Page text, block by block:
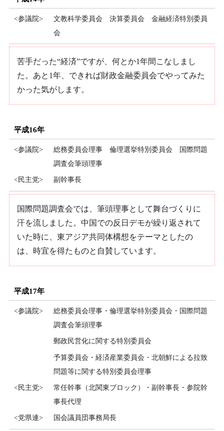
<参議院>
文教科学委員会 決算委員会 金融経済特別委員
会
苦手だった“経済”ですが、何とか1年間こなしまし
た。あと1年、できれば財政金融委員会でやってみた
かった気がします。
平成16年
<参議院>
総務委員会理事 倫理選挙特別委員会 国際問題
調査会筆頭理事
<民主党> 副幹事長
国際問題調査会では、筆頭理事として舞台づくりに
汗を流しました。中国での反日デモが繰り返されて
いた時に、東アジア共同体構想をテーマとしたの
は、時宜を得たものと自賛しています。
平成17年
<参議院>
総務委員会理事・倫理選挙特別委員会・国際問題
調査会筆頭理事
郵政民営化に関する特別委員会
予算委員会・経済産業委員会・北朝鮮による拉致
問題等に関する特別委員会理事
<民主党>
常任幹事（北関東ブロック）・副幹事長・参院幹
事長代理
<党県連> 国会議員団事務局長